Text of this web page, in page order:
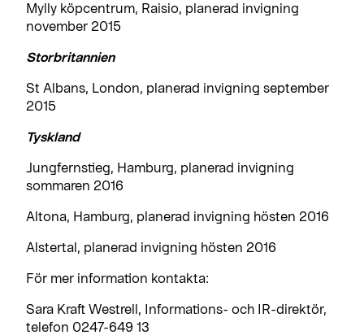
Mylly köpcentrum, Raisio, planerad invigning
november 2015
Storbritannien
St Albans, London, planerad invigning september
2015
Tyskland
Jungfernstieg, Hamburg, planerad invigning
sommaren 2016
Altona, Hamburg, planerad invigning hösten 2016
Alstertal, planerad invigning hösten 2016
För mer information kontakta:
Sara Kraft Westrell, Informations- och IR-direktör,
telefon 0247-649 13